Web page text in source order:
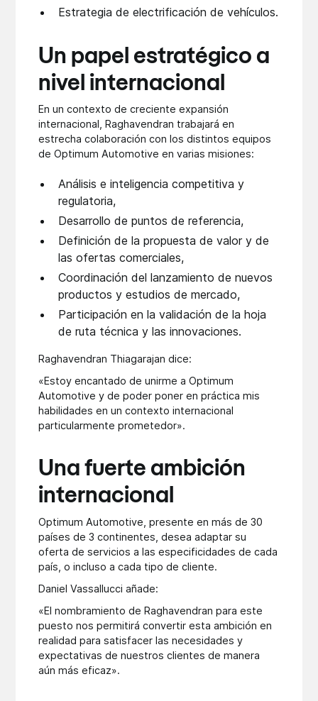
Estrategia de electrificación de vehículos.
Un papel estratégico a
nivel internacional
En un contexto de creciente expansión
internacional, Raghavendran trabajará en
estrecha colaboración con los distintos equipos
de Optimum Automotive en varias misiones:
Análisis e inteligencia competitiva y
regulatoria,
Desarrollo de puntos de referencia,
Definición de la propuesta de valor y de
las ofertas comerciales,
Coordinación del lanzamiento de nuevos
productos y estudios de mercado,
Participación en la validación de la hoja
de ruta técnica y las innovaciones.
Raghavendran Thiagarajan dice:
«Estoy encantado de unirme a Optimum
Automotive y de poder poner en práctica mis
habilidades en un contexto internacional
particularmente prometedor».
Una fuerte ambición
internacional
Optimum Automotive, presente en más de 30
países de 3 continentes, desea adaptar su
oferta de servicios a las especificidades de cada
país, o incluso a cada tipo de cliente.
Daniel Vassallucci añade:
«El nombramiento de Raghavendran para este
puesto nos permitirá convertir esta ambición en
realidad para satisfacer las necesidades y
expectativas de nuestros clientes de manera
aún más eficaz».